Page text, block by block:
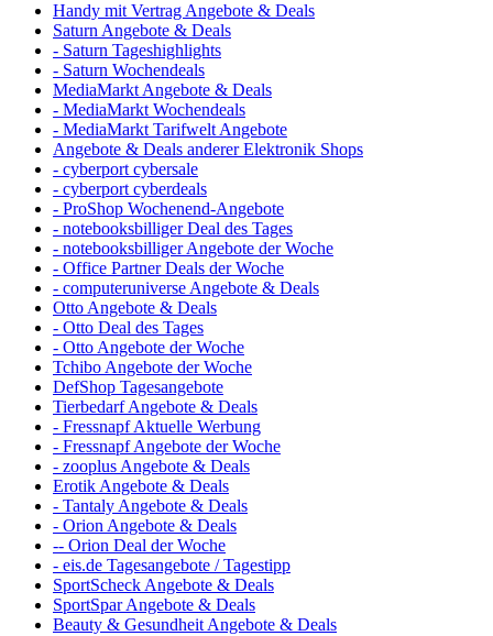
Handy mit Vertrag Angebote & Deals
Saturn Angebote & Deals
- Saturn Tageshighlights
- Saturn Wochendeals
MediaMarkt Angebote & Deals
- MediaMarkt Wochendeals
- MediaMarkt Tarifwelt Angebote
Angebote & Deals anderer Elektronik Shops
- cyberport cybersale
- cyberport cyberdeals
- ProShop Wochenend-Angebote
- notebooksbilliger Deal des Tages
- notebooksbilliger Angebote der Woche
- Office Partner Deals der Woche
- computeruniverse Angebote & Deals
Otto Angebote & Deals
- Otto Deal des Tages
- Otto Angebote der Woche
Tchibo Angebote der Woche
DefShop Tagesangebote
Tierbedarf Angebote & Deals
- Fressnapf Aktuelle Werbung
- Fressnapf Angebote der Woche
- zooplus Angebote & Deals
Erotik Angebote & Deals
- Tantaly Angebote & Deals
- Orion Angebote & Deals
-- Orion Deal der Woche
- eis.de Tagesangebote / Tagestipp
SportScheck Angebote & Deals
SportSpar Angebote & Deals
Beauty & Gesundheit Angebote & Deals